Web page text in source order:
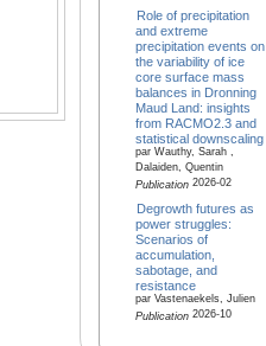
Role of precipitation
and extreme
precipitation events on
the variability of ice
core surface mass
balances in Dronning
Maud Land: insights
from RACMO2.3 and
statistical downscaling
par Wauthy, Sarah ,
Dalaiden, Quentin
Publication2026-02
Degrowth futures as
power struggles:
Scenarios of
accumulation,
sabotage, and
resistance
par Vastenaekels, Julien
Publication2026-10